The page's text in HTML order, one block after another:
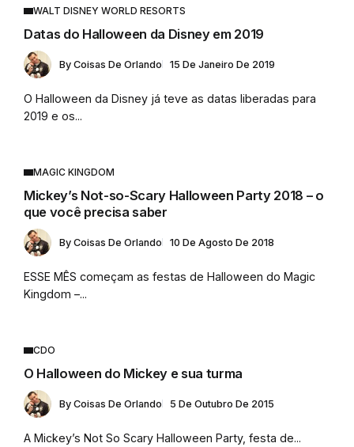
WALT DISNEY WORLD RESORTS
Datas do Halloween da Disney em 2019
By Coisas De Orlando 15 De Janeiro De 2019
O Halloween da Disney já teve as datas liberadas para
2019 e os...
MAGIC KINGDOM
Mickey’s Not-so-Scary Halloween Party 2018 – o
que você precisa saber
By Coisas De Orlando 10 De Agosto De 2018
ESSE MÊS começam as festas de Halloween do Magic
Kingdom –...
CDO
O Halloween do Mickey e sua turma
By Coisas De Orlando 5 De Outubro De 2015
A Mickey’s Not So Scary Halloween Party, festa de...